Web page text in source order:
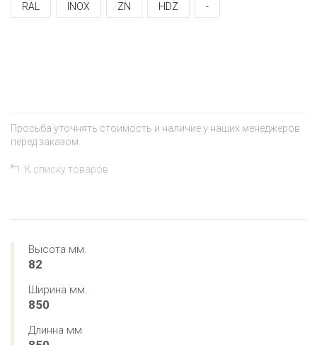
RAL INOX ZN HDZ -
Просьба уточнять стоимость и наличие у наших менеджеров
перед заказом.
К списку товаров
Высота мм.
82
Ширина мм.
850
Длинна мм